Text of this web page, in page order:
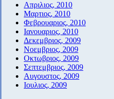
Απριλιος, 2010
Μαρτιος, 2010
Φεβρουαριος, 2010
Ιανουαριος, 2010
Δεκεμβριος, 2009
Νοεμβριος, 2009
Οκτωβριος, 2009
Σεπτεμβριος, 2009
Αυγουστος, 2009
Ιουλιος, 2009